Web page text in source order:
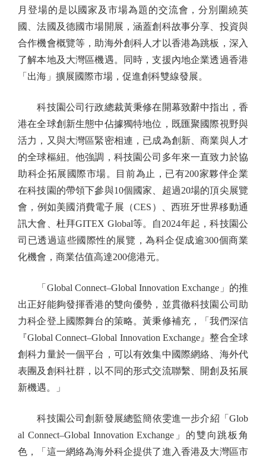
月登場的是以國家及市場為題的交流會，分別圍繞英
國、法國及德國市場開展，涵蓋創科故事分享、投資與
合作機會概覽等，助海外創科人才以香港為跳板，深入
了解本地及大灣區機遇。同時，支援內地企業透過香港
「出海」擴展國際市場，促進創科雙線發展。
科技園公司行政總裁黃秉修在開幕致辭中指出，香
港在全球創新生態中佔據獨特地位，既匯聚國際視野與
活力，又與大灣區緊密相連，已成為創新、商業與人才
的全球樞紐。他強調，科技園公司多年來一直致力於協
助科企拓展國際市場。目前為止，已有200家夥伴企業
在科技園的帶領下參與10個國家、超過20場的頂尖展覽
會，例如美國消費電子展（CES）、西班牙世界移動通
訊大會、杜拜GITEX Global等。自2024年起，科技園公
司已透過這些國際性的展覽，為科企促成逾300個商業
化機會，商業估值高達200億港元。
「Global Connect–Global Innovation Exchange」的推
出正好能夠發揮香港的雙向優勢，並貫徹科技園公司助
力科企登上國際舞台的策略。黃秉修補充，「我們深信
『Global Connect–Global Innovation Exchange』整合全球
創科力量於一個平台，可以有效集中國際網絡、海外代
表團及創科社群，以不同的形式交流聯繫、開創及拓展
新機遇。」
科技園公司創新發展總監簡依雯進一步介紹「Glob
al Connect–Global Innovation Exchange」的雙向跳板角
色，「這一網絡為海外科企提供了進入香港及大灣區市